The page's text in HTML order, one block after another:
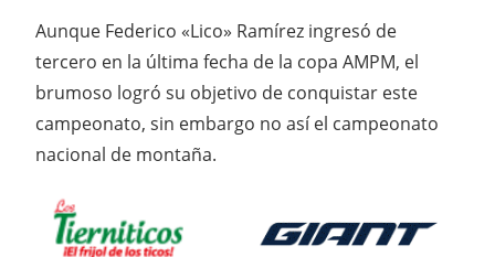
Aunque Federico «Lico» Ramírez ingresó de
tercero en la última fecha de la copa AMPM, el
brumoso logró su objetivo de conquistar este
campeonato, sin embargo no así el campeonato
nacional de montaña.